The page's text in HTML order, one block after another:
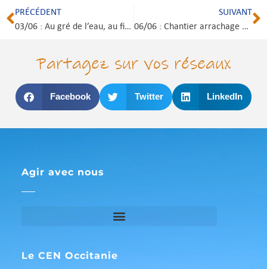
PRÉCÉDENT
03/06 : Au gré de l’eau, au fil des mots (34)
SUIVANT
06/06 : Chantier arrachage de la Jussie rampante dans des mares temporaires (Gard)
Partagez sur vos réseaux
Facebook Twitter LinkedIn
Agir avec nous
Le CEN Occitanie